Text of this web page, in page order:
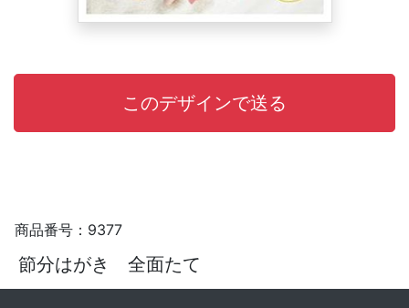
商品番号：9377
節分はがき 全面たて